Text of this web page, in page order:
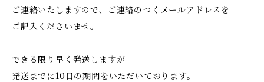
ご連絡いたしますので、ご連絡のつくメールアドレスを
ご記入くださいませ。
できる限り早く発送しますが
発送までに10日の期間をいただいております。